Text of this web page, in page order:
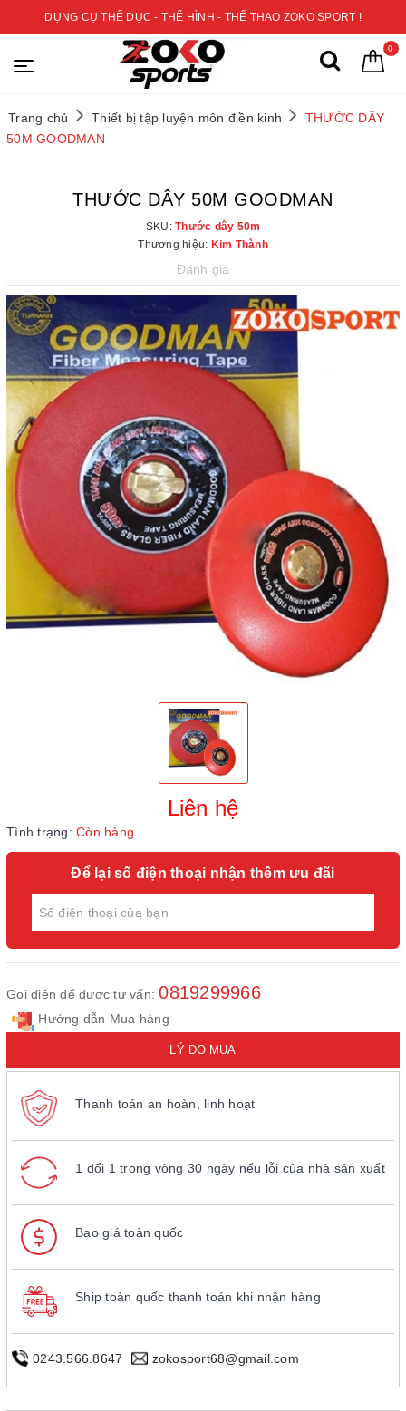
DỤNG CỤ THỂ DỤC - THỂ HÌNH - THỂ THAO ZOKO SPORT !
0
Trang chủ Thiết bị tập luyện môn điền kinh
THƯỚC DÂY
50M GOODMAN
THƯỚC DÂY 50M GOODMAN
SKU: Thước dây 50m
Thương hiệu: Kim Thành
Đánh giá
Liên hệ
Tình trạng: Còn hàng
Để lại số điện thoại nhận thêm ưu đãi
Gọi điện để được tư vấn:0819299966
Hướng dẫn Mua hàng
LÝ DO MUA
Thanh toán an hoàn, linh hoạt
1 đổi 1 trong vòng 30 ngày nếu lỗi của nhà sản xuất
Bao giá toàn quốc
Ship toàn quốc thanh toán khi nhận hàng
0243.566.8647 zokosport68@gmail.com